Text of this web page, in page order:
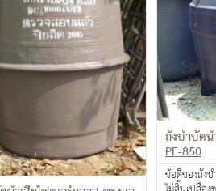
ถังบำบัดน้
PE-850
ข้อดีของถัง